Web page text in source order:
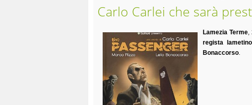
Carlo Carlei che sarà
Lamezia Terme,
regista
Bonaccorso.